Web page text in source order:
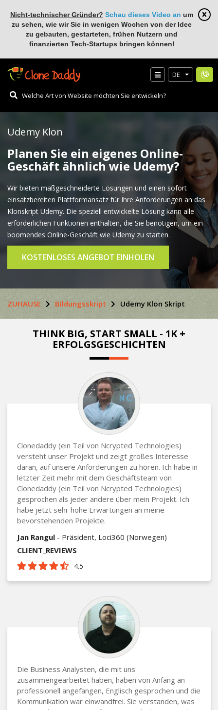
Nicht-technischer Gründer? Schau dieses Video an um
zu sehen, wie wir Sie in wenigen Wochen von der Idee
zu gebauten, gestarteten, frühen Nutzern und
finanzierten Tech-Startups bringen können!
DE
Udemy Klon
Planen Sie ein eigenes Online-
Geschäft ähnlich wie Udemy?
Wir bieten maßgeschneiderte Lösungen und einen sofort
einsatzbereiten Plattformansatz für Ihre Anforderungen an das
Klonskript Udemy. Die speziell entwickelte Lösung kann alle
erforderlichen Funktionen enthalten, die Sie benötigen, um ein
boomendes Online-Geschäft wie Udemy zu starten.
KOSTENLOSES ANGEBOT EINHOLEN
ZUHAUSE Bildungsskript Udemy Klon Skript
THINK BIG, START SMALL - 1K +
ERFOLGSGESCHICHTEN
Clonedaddy (ein Teil von Ncrypted Technologies)
versteht unser Projekt und zeigt großes Interesse
daran, auf unsere Anforderungen zu hören. Ich habe in
letzter Zeit mehr mit dem Geschäftsteam von
Clonedaddy (ein Teil von Ncrypted Technologies)
gesprochen als jeder andere über mein Projekt. Ich
habe jetzt sehr hohe Erwartungen an meine
bevorstehenden Projekte.
Jan Rangul - Präsident, Loci360 (Norwegen)
CLIENT_REVIEWS
4.5
Die Business Analysten, die mit uns
zusammengearbeitet haben, haben von Anfang an
professionell angefangen, Englisch gesprochen und die
Kommunikation war einwandfrei. Sie verstanden, was